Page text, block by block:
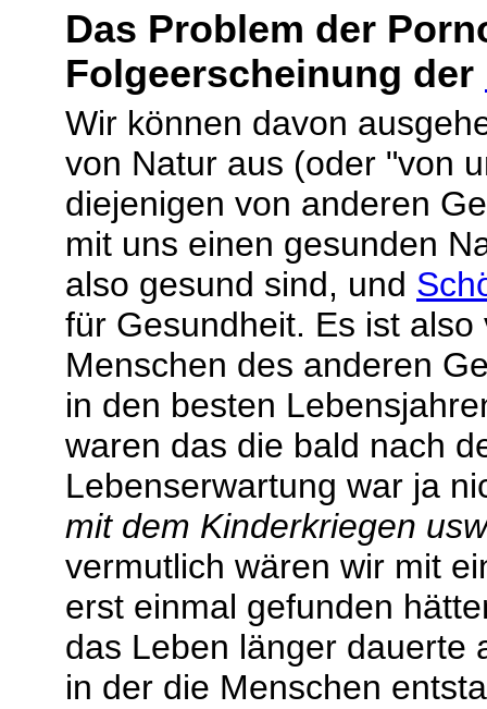
Das Problem der
Folgeerscheinung der
Wir können davon
von Natur aus (oder "von
diejenigen von anderen
mit uns einen gesunden
also gesund sind, und
für Gesundheit. Es ist
Menschen des anderen
in den besten
waren das die bald nach
Lebenserwartung war ja
mit dem Kinderkriegen
vermutlich wären wir mit
erst einmal gefunden
das Leben länger dauerte
in der die Menschen